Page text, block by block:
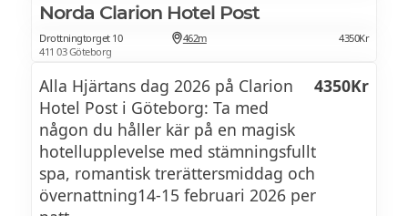
Norda Clarion Hotel Post
Drottningtorget 10
411 03 Göteborg
462m 4350Kr
Alla Hjärtans dag 2026 på Clarion
Hotel Post i Göteborg: Ta med
någon du håller kär på en magisk
hotellupplevelse med stämningsfullt
spa, romantisk trerättersmiddag och
övernattning14-15 februari 2026 per
4350Kr